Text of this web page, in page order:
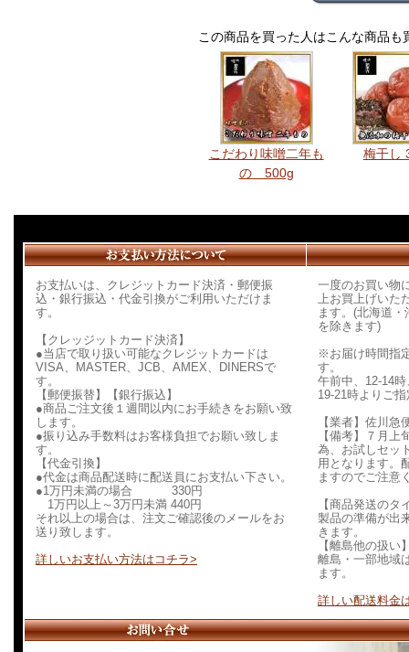
この商品を買った人はこんな商品も
こだわり味噌二年も
の 500g
梅干し
お支払いは、クレジットカード決済・郵便振
込・銀行振込・代金引換がご利用いただけま
す。
【クレッジットカード決済】
●当店で取り扱い可能なクレジットカードは
VISA、MASTER、JCB、AMEX、DINERSで
す。
【郵便振替】【銀行振込】
●商品ご注文後１週間以内にお手続きをお願い致
します。
●振り込み手数料はお客様負担でお願い致しま
す。
【代金引換】
●代金は商品配送時に配送員にお支払い下さい。
●1万円未満の場合 330円
1万円以上～3万円未満 440円
それ以上の場合は、注文ご確認後のメールをお
送り致します。
詳しいお支払い方法はコチラ>
一度のお買い物
上お買上げいた
ます。(北海道
を除きます)
※お届け時間指
す。
午前中、12-14
19-21時よりご
【業者】佐川急
【備考】７月
為、お試しセッ
用となります。
ますのでご注意
【商品発送のタ
製品の準備が出
きます。
【離島他の扱い
離島・一部地域
ます。
詳しい配送料金